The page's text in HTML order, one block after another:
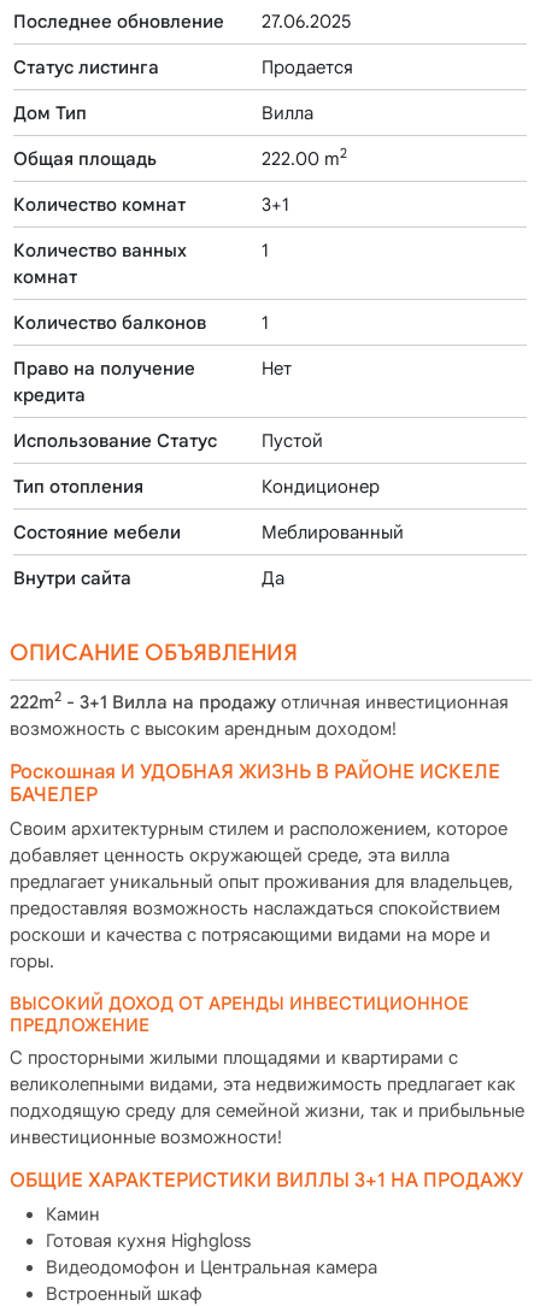
Последнее обновление 27.06.2025
Статус листинга Продается
Дом Тип Вилла
Общая площадь 222.00 m2
Количество комнат 3+1
Количество ванных
комнат
1
Количество балконов 1
Право на получение
кредита
Нет
Использование Статус Пустой
Тип отопления Кондиционер
Состояние мебели Меблированный
Внутри сайта Да
ОПИСАНИЕ ОБЪЯВЛЕНИЯ
222m2- 3+1 Вилла на продажуотличная инвестиционная
возможность с высоким арендным доходом!
Роскошная И УДОБНАЯ ЖИЗНЬ В РАЙОНЕ ИСКЕЛЕ
БАЧЕЛЕР
Своим архитектурным стилем и расположением, которое
добавляет ценность окружающей среде, эта вилла
предлагает уникальный опыт проживания для владельцев,
предоставляя возможность наслаждаться спокойствием
роскоши и качества с потрясающими видами на море и
горы.
ВЫСОКИЙ ДОХОД ОТ АРЕНДЫ ИНВЕСТИЦИОННОЕ
ПРЕДЛОЖЕНИЕ
С просторными жилыми площадями и квартирами с
великолепными видами, эта недвижимость предлагает как
подходящую среду для семейной жизни, так и прибыльные
инвестиционные возможности!
ОБЩИЕ ХАРАКТЕРИСТИКИ ВИЛЛЫ 3+1 НА ПРОДАЖУ
Камин
Готовая кухня Highgloss
Видеодомофон и Центральная камера
Встроенный шкаф